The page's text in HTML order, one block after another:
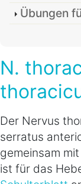
Übungen
N.
Der Nervus
serratus
gemeinsam
ist für das